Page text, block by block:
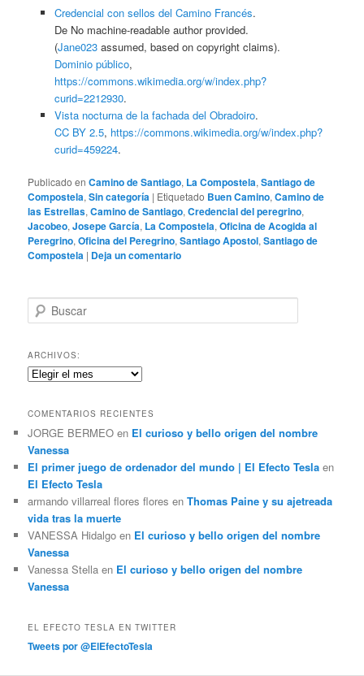
Credencial con sellos del Camino Francés.
De No machine-readable author provided.
(Jane023assumed, based on copyright claims).
Dominio público,
https://commons.wikimedia.org/w/index.php?
curid=2212930.
Vista nocturna de la fachada del Obradoiro.
CC BY 2.5, https://commons.wikimedia.org/w/index.php?
curid=459224.
Publicado en Camino de Santiago, La Compostela,Santiago de
Compostela,Sin categoría | Etiquetado Buen Camino,Camino de
las Estrellas,Camino de Santiago,Credencial del peregrino,
Jacobeo,Josepe García, La Compostela,Oficina de Acogida al
Peregrino,Oficina del Peregrino,Santiago Apostol,Santiago de
Compostela | Deja un comentario
u
c
a
r
ARCHIVOS:
Archivos:
COMENTARIOS RECIENTES
JORGE BERMEO en El curioso y bello origen del nombre
Vanessa
El primer juego de ordenador del mundo | El Efecto Tesla en
El Efecto Tesla
armando villarreal flores flores enThomas Paine y su ajetreada
vida tras la muerte
VANESSA Hidalgo en El curioso y bello origen del nombre
Vanessa
Vanessa Stella en El curioso y bello origen del nombre
Vanessa
EL EFECTO TESLA EN TWITTER
Tweets por @ElEfectoTesla